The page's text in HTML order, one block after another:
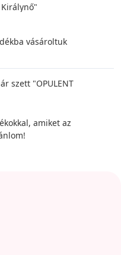
vásároltuk
szett "OPULENT
amiket az